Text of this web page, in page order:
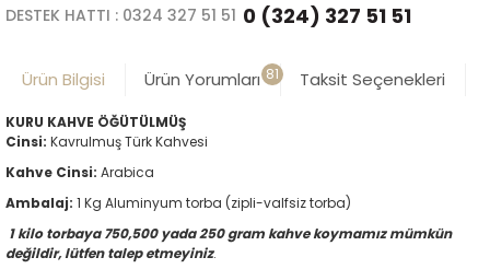
DESTEK HATTI : 0324 327 51 51 0 (324) 327 51 51
Ürün Bilgisi Ürün Yorumları 81 Taksit Seçenekleri
KURU KAHVE ÖĞÜTÜLMÜŞ
Cinsi: Kavrulmuş Türk Kahvesi
Kahve Cinsi: Arabica
Ambalaj: 1 Kg Aluminyum torba (zipli-valfsiz torba)
1 kilo torbaya 750,500 yada 250 gram kahve koymamız mümkün
değildir, lütfen talep etmeyiniz.